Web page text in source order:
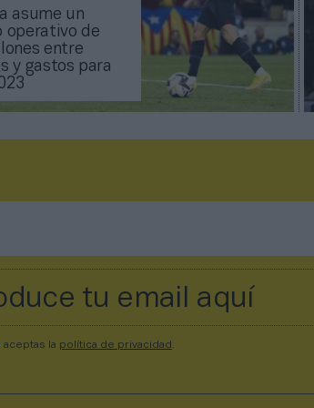
asume un
operativo de
entre
y gastos para
la política de privacidad